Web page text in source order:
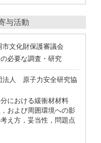
与活動
文化財保護審議会
必要な調査・研究
法人 原子力安全研究協
における緩衝材材料
および周囲環境への影
え方，妥当性，問題点